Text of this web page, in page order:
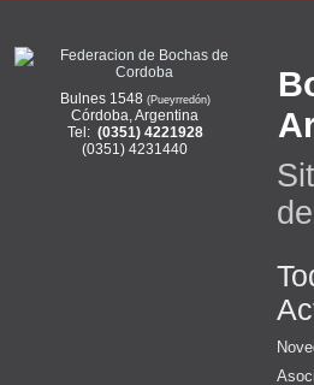
Bulnes 1548 (Pueyrredón)
Córdoba, Argentina
Tel: (0351) 4221928
(0351) 4231440